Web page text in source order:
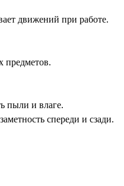
движений при работе.
предметов.
пыли и влаге.
спереди и сзади.